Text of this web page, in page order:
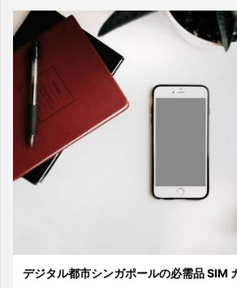
デジタル都市シンガポールの必需品 SIM